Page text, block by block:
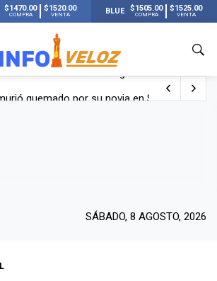
$1470.00
COMPRA
$1520.00
VENTA BLUE $1505.00
COMPRA
$1525.00
VENTA
murió quemado por su novia en San Luis:
SÁBADO, 8 AGOSTO, 2026